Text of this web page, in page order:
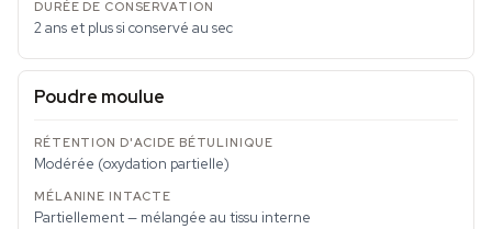
2 ans et plus si conservé au sec
Poudre moulue
Modérée (oxydation partielle)
Partiellement — mélangée au tissu interne